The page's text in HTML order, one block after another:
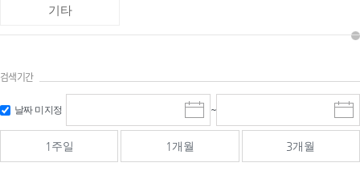
기타
검색기간
날짜 미지정
시
작
일
선
~
종
료
선
1주일 1개월 3개월